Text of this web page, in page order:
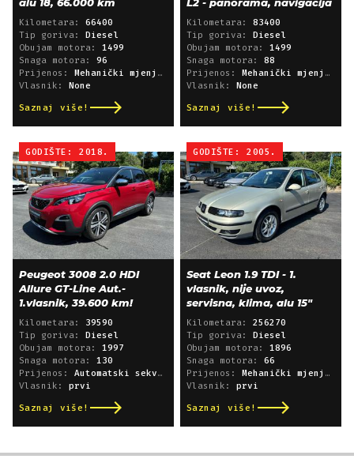
alu 18, 66.000 km
Kilometara: 66400
Tip goriva:
Diesel
Obujam motora: 1499
Snaga motora: 96
Prijenos:
Mehanički mjenjač
Vlasnik:
None
Saznaj više!
L2 - panorama, navigacija
Kilometara: 83400
Tip goriva:
Diesel
Obujam motora: 1499
Snaga motora: 88
Prijenos:
Mehanički mjenjač
Vlasnik:
None
Saznaj više!
GODIŠTE: 2018.
Peugeot 3008 2.0 HDI
Allure GT-Line Aut.-
1.vlasnik, 39.600 km!
Kilometara: 39590
Tip goriva:
Diesel
Obujam motora: 1997
Snaga motora: 130
Prijenos: Automatski sekvencijski
Vlasnik: prvi
Saznaj više!
GODIŠTE: 2005.
Seat Leon 1.9 TDI - 1.
vlasnik, nije uvoz,
servisna, klima, alu 15"
Kilometara: 256270
Tip goriva:
Diesel
Obujam motora: 1896
Snaga motora: 66
Prijenos:
Mehanički mjenjač
Vlasnik: prvi
Saznaj više!